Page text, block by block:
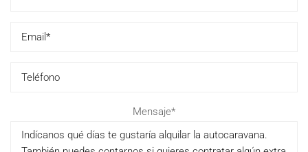
Mensaje*